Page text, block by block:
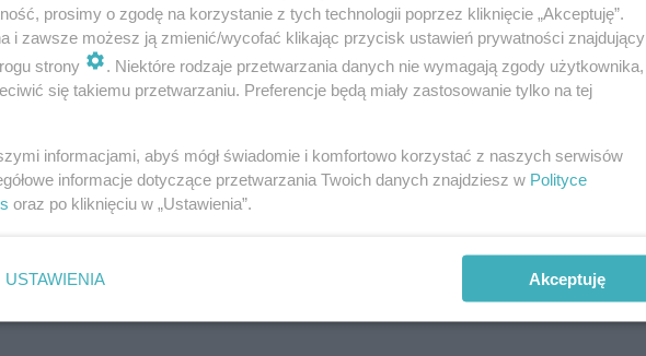
prosimy o zgodę na korzystanie z tych technologii poprzez kliknięcie „Akceptuję”.
i zawsze możesz ją zmienić/wycofać klikając przycisk ustawień prywatności znajdujący
strony
. Niektóre rodzaje przetwarzania danych nie wymagają zgody użytkownika,
się takiemu przetwarzaniu. Preferencje będą miały zastosowanie tylko na tej
informacjami, abyś mógł świadomie i komfortowo korzystać z naszych serwisów
informacje dotyczące przetwarzania Twoich danych znajdziesz w Polityce
oraz po kliknięciu w „Ustawienia”.
USTAWIENIA Akceptuję